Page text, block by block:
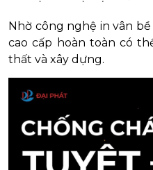
Nhờ công nghệ in vân
cao cấp hoàn toàn có
thất và xây dựng.